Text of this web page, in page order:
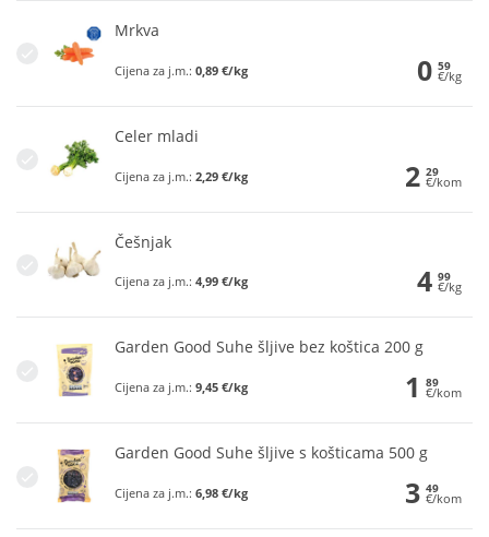
Mrkva
Cijena za j.m.: 0,89 €/kg 0 59
€/kg
Celer mladi
Cijena za j.m.: 2,29 €/kg 2 29
€/kom
Češnjak
Cijena za j.m.: 4,99 €/kg 4 99
€/kg
Garden Good Suhe šljive bez koštica 200 g
Cijena za j.m.: 9,45 €/kg 1 89
€/kom
Garden Good Suhe šljive s košticama 500 g
Cijena za j.m.: 6,98 €/kg 3 49
€/kom